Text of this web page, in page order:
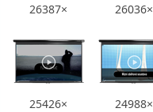
26387× 26036×
25426× 24988×